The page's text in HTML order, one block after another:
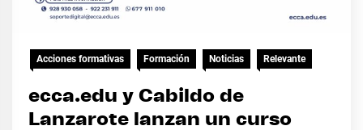
Acciones formativas Formación Noticias Relevante
ecca.edu y Cabildo de
Lanzarote lanzan un curso